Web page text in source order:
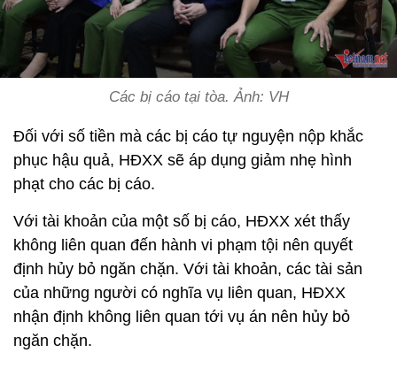
Các bị cáo tại tòa. Ảnh: VH
Đối với số tiền mà các bị cáo tự nguyện nộp khắc
phục hậu quả, HĐXX sẽ áp dụng giảm nhẹ hình
phạt cho các bị cáo.
Với tài khoản của một số bị cáo, HĐXX xét thấy
không liên quan đến hành vi phạm tội nên quyết
định hủy bỏ ngăn chặn. Với tài khoản, các tài sản
của những người có nghĩa vụ liên quan, HĐXX
nhận định không liên quan tới vụ án nên hủy bỏ
ngăn chặn.